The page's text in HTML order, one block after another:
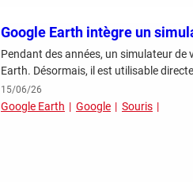
Google Earth intègre un
Pendant des années, un simulateur de
Earth. Désormais, il est utilisable
15/06/26
Google Earth Google Souris